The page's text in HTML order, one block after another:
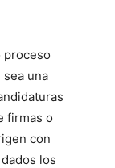
proceso
una
firmas o
con
los